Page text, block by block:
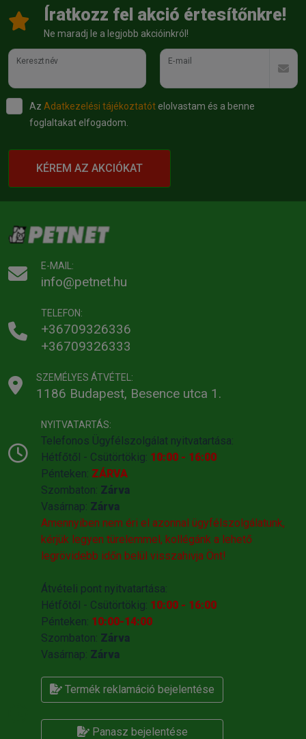
Íratkozz fel akció értesítőnkre!
Ne maradj le a legjobb akcióinkról!
Keresztnév E-mail
Az Adatkezelési tájékoztatót elolvastam és a benne
foglaltakat elfogadom.
KÉREM AZ AKCIÓKAT
E-MAIL:
info@petnet.hu
TELEFON:
+36709326336
+36709326333
SZEMÉLYES ÁTVÉTEL:
1186 Budapest, Besence utca 1.
NYITVATARTÁS:
Telefonos Ügyfélszolgálat nyitvatartása:
Hétfőtől - Csütörtökig: 10:00 - 16:00
Pénteken: ZÁRVA
Szombaton: Zárva
Vasárnap: Zárva
Amennyiben nem éri el azonnal ügyfélszolgálatunk,
kérjük legyen türelemmel, kollégánk a lehető
legrövidebb időn belül visszahivja Önt!
Átvételi pont nyitvatartása:
Hétfőtől - Csütörtökig: 10:00 - 16:00
Pénteken: 10:00-14:00
Szombaton: Zárva
Vasárnap: Zárva
Termék reklamáció bejelentése
Panasz bejelentése